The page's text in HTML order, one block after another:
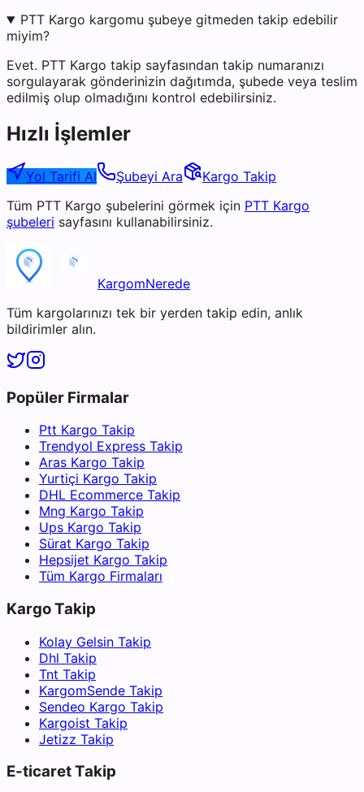
PTT Kargo kargomu şubeye gitmeden takip edebilir
miyim?
Evet. PTT Kargo takip sayfasından takip numaranızı
sorgulayarak gönderinizin dağıtımda, şubede veya teslim
edilmiş olup olmadığını kontrol edebilirsiniz.
Hızlı İşlemler
Yol Tarifi Al Şubeyi Ara
Kargo Takip
Tüm PTT Kargo şubelerini görmek için PTT Kargo
şubeleri sayfasını kullanabilirsiniz.
KargomNerede
Tüm kargolarınızı tek bir yerden takip edin, anlık
bildirimler alın.
Popüler Firmalar
Ptt Kargo Takip
Trendyol Express Takip
Aras Kargo Takip
Yurtiçi Kargo Takip
DHL Ecommerce Takip
Mng Kargo Takip
Ups Kargo Takip
Sürat Kargo Takip
Hepsijet Kargo Takip
Tüm Kargo Firmaları
Kargo Takip
Kolay Gelsin Takip
Dhl Takip
Tnt Takip
KargomSende Takip
Sendeo Kargo Takip
Kargoist Takip
Jetizz Takip
E-ticaret Takip